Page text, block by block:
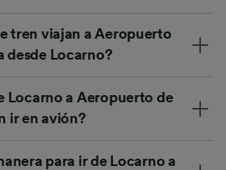
tren viajan a Aeropuerto
desde Locarno?
Locarno a Aeropuerto de
ir en avión?
para ir de Locarno a